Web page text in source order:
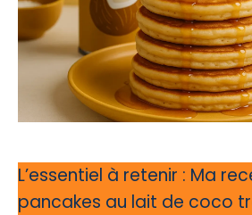
L’essentiel à retenir : Ma
pancakes au lait de coco